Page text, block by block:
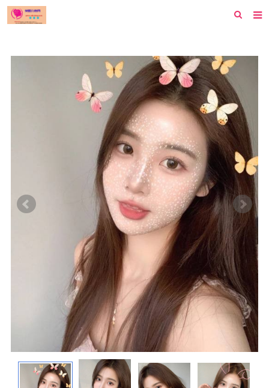
旧金山
波特兰